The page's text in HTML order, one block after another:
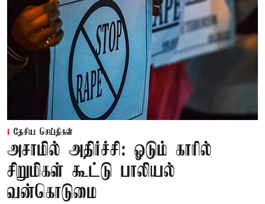
தேசிய செய்திகள்
அசாமில் அதிர்ச்சி: ஓடும் காரில்
சிறுமிகள் கூட்டு பாலியல்
வன்கொடுமை